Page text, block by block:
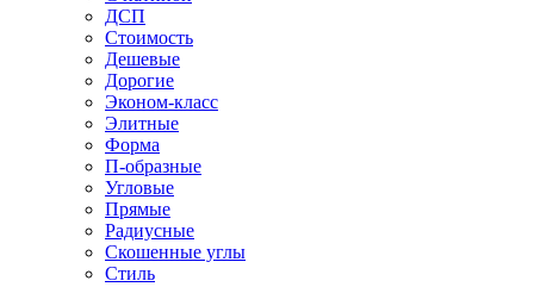
ДСП
Стоимость
Дешевые
Дорогие
Эконом-класс
Элитные
Форма
П-образные
Угловые
Прямые
Радиусные
Скошенные углы
Стиль